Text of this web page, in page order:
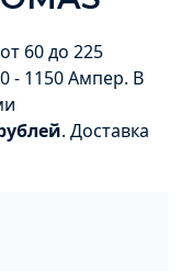
60 до 225
- 1150 Ампер. В
. Доставка